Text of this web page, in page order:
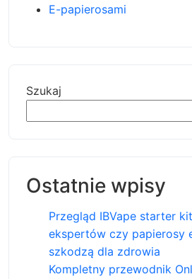
E-papierosami
Szukaj
Ostatnie wpisy
Przegląd IBVape starter
ekspertów czy papierosy
szkodzą dla zdrowia
Kompletny przewodnik